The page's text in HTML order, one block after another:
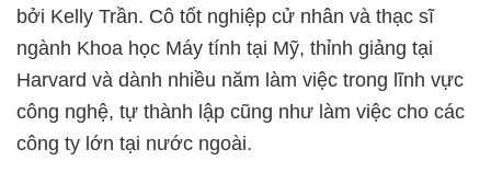
bởi Kelly Trần. Cô tốt nghiệp cử nhân và thạc sĩ
ngành Khoa học Máy tính tại Mỹ, thỉnh giảng tại
Harvard và dành nhiều năm làm việc trong lĩnh vực
công nghệ, tự thành lập cũng như làm việc cho các
công ty lớn tại nước ngoài.